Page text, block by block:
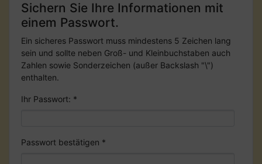
Sichern Sie Ihre Informationen mit
einem Passwort.
Ein sicheres Passwort muss mindestens 5 Zeichen lang
sein und sollte neben Groß- und Kleinbuchstaben auch
Zahlen sowie Sonderzeichen (außer Backslash "\")
enthalten.
Ihr Passwort: *
Passwort bestätigen *